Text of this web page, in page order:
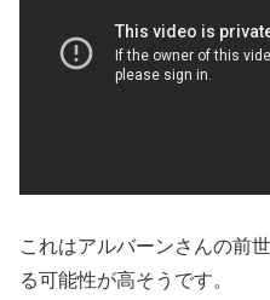
これはアルバーンさんの前
る可能性が高そうです。